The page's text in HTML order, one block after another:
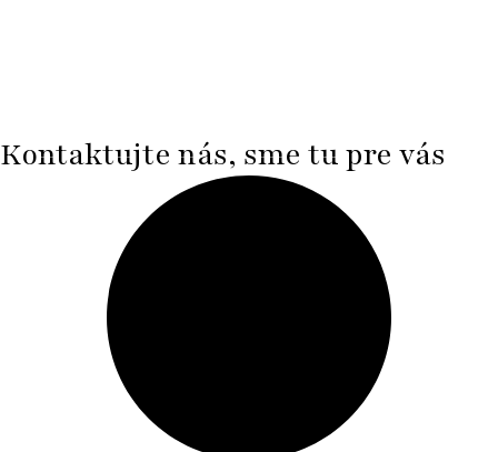
Kontaktujte nás, sme tu pre vás